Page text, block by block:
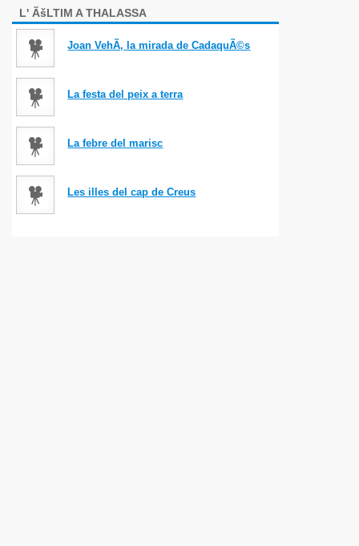
L' ÃšLTIM A THALASSA
Joan VehÃ­, la mirada de CadaquÃ©s
La festa del peix a terra
La febre del marisc
Les illes del cap de Creus